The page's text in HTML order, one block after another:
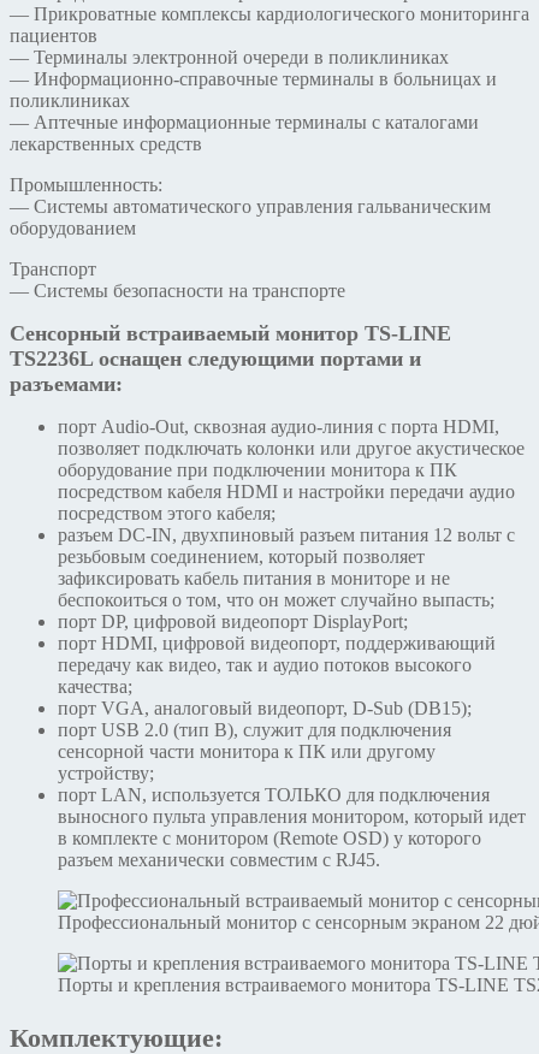
— Прикроватные комплексы кардиологического мониторинга
пациентов
— Терминалы электронной очереди в поликлиниках
— Информационно-справочные терминалы в больницах и
поликлиниках
— Аптечные информационные терминалы с каталогами
лекарственных средств
Промышленность:
— Системы автоматического управления гальваническим
оборудованием
Транспорт
— Системы безопасности на транспорте
Сенсорный встраиваемый монитор TS-LINE
TS2236L оснащен следующими портами и
разъемами:
порт Audio-Out, сквозная аудио-линия с порта HDMI,
позволяет подключать колонки или другое акустическое
оборудование при подключении монитора к ПК
посредством кабеля HDMI и настройки передачи аудио
посредством этого кабеля;
разъем DC-IN, двухпиновый разъем питания 12 вольт с
резьбовым соединением, который позволяет
зафиксировать кабель питания в мониторе и не
беспокоиться о том, что он может случайно выпасть;
порт DP, цифровой видеопорт DisplayPort;
порт HDMI, цифровой видеопорт, поддерживающий
передачу как видео, так и аудио потоков высокого
качества;
порт VGA, аналоговый видеопорт, D-Sub (DB15);
порт USB 2.0 (тип B), служит для подключения
сенсорной части монитора к ПК или другому
устройству;
порт LAN, используется ТОЛЬКО для подключения
выносного пульта управления монитором, который идет
в комплекте с монитором (Remote OSD) у которого
разъем механически совместим с RJ45.
Профессиональный монитор с сенсорным экраном 22
Порты и крепления встраиваемого монитора TS-LINE
Комплектующие: